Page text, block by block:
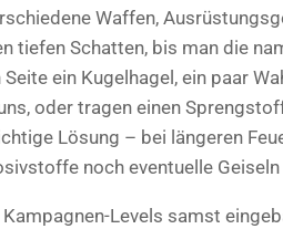
Waffen,
tiefen Schatten, bis man die
Seite ein Kugelhagel, ein paar
oder tragen einen
Lösung – bei längeren
noch eventuelle
Kampagnen-Levels samst